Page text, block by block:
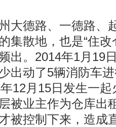
德路、一德路、
集散地，也是“住改
出。2014年1月19
出动了5辆消防车
12月15日发生一
被业主作为仓库出
被控制下来，造成